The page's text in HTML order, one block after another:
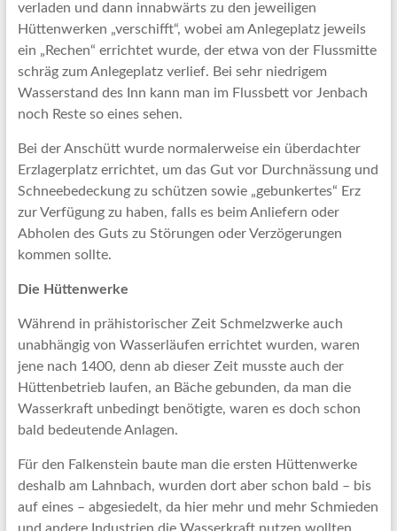
verladen und dann innabwärts zu den jeweiligen
Hüttenwerken „verschifft“, wobei am Anlegeplatz jeweils
ein „Rechen“ errichtet wurde, der etwa von der Flussmitte
schräg zum Anlegeplatz verlief. Bei sehr niedrigem
Wasserstand des Inn kann man im Flussbett vor Jenbach
noch Reste so eines sehen.
Bei der Anschütt wurde normalerweise ein überdachter
Erzlagerplatz errichtet, um das Gut vor Durchnässung und
Schneebedeckung zu schützen sowie „gebunkertes“ Erz
zur Verfügung zu haben, falls es beim Anliefern oder
Abholen des Guts zu Störungen oder Verzögerungen
kommen sollte.
Die Hüttenwerke
Während in prähistorischer Zeit Schmelzwerke auch
unabhängig von Wasserläufen errichtet wurden, waren
jene nach 1400, denn ab dieser Zeit musste auch der
Hüttenbetrieb laufen, an Bäche gebunden, da man die
Wasserkraft unbedingt benötigte, waren es doch schon
bald bedeutende Anlagen.
Für den Falkenstein baute man die ersten Hüttenwerke
deshalb am Lahnbach, wurden dort aber schon bald – bis
auf eines – abgesiedelt, da hier mehr und mehr Schmieden